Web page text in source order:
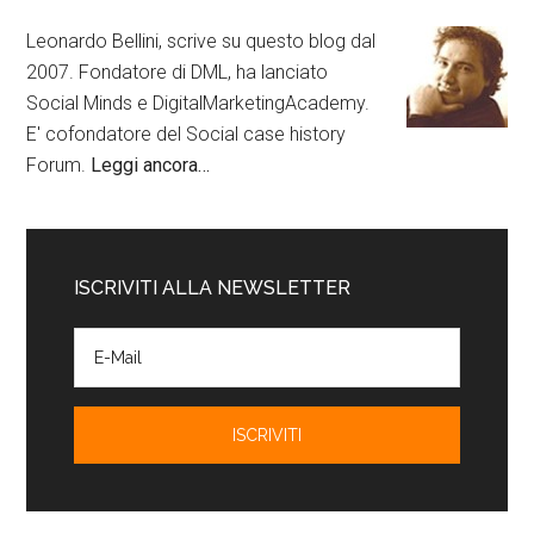
Leonardo Bellini, scrive su questo blog dal
2007. Fondatore di DML, ha lanciato
Social Minds e DigitalMarketingAcademy.
E' cofondatore del Social case history
Forum. Leggi ancora…
ISCRIVITI ALLA NEWSLETTER